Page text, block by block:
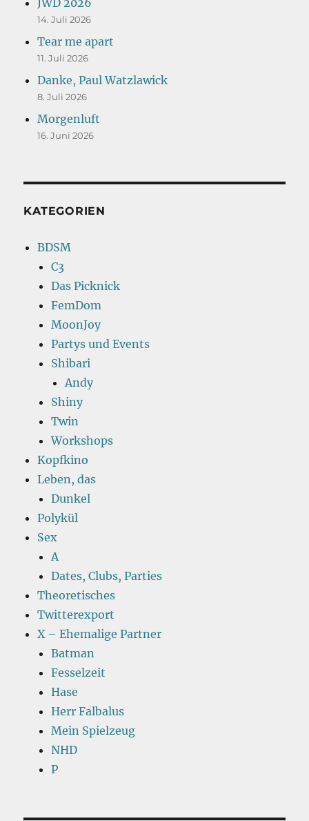
JWD 2026
14. Juli 2026
Tear me apart
11. Juli 2026
Danke, Paul Watzlawick
8. Juli 2026
Morgenluft
16. Juni 2026
KATEGORIEN
BDSM
C3
Das Picknick
FemDom
MoonJoy
Partys und Events
Shibari
Andy
Shiny
Twin
Workshops
Kopfkino
Leben, das
Dunkel
Polykül
Sex
A
Dates, Clubs, Parties
Theoretisches
Twitterexport
X – Ehemalige Partner
Batman
Fesselzeit
Hase
Herr Falbalus
Mein Spielzeug
NHD
P